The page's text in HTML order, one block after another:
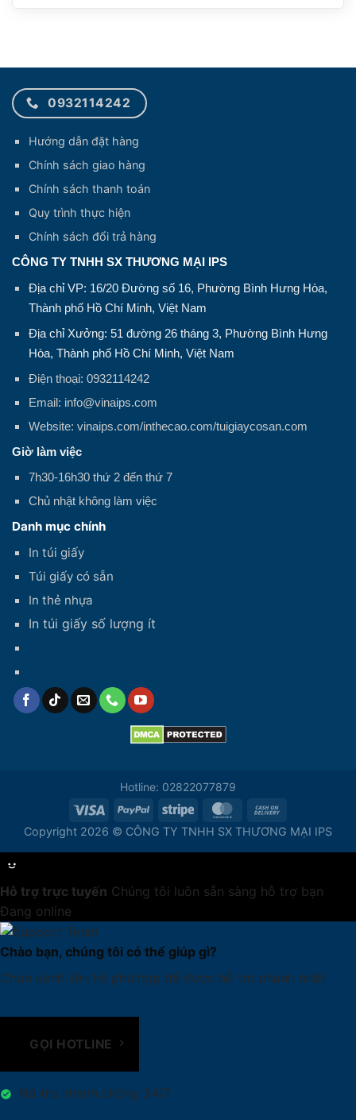
0932114242
Hướng dẫn đặt hàng
Chính sách giao hàng
Chính sách thanh toán
Quy trình thực hiện
Chính sách đổi trả hàng
CÔNG TY TNHH SX THƯƠNG MẠI IPS
Địa chỉ VP: 16/20 Đường số 16, Phường Bình Hưng Hòa,
Thành phố Hồ Chí Minh, Việt Nam
Địa chỉ Xưởng: 51 đường 26 tháng 3, Phường Bình Hưng
Hòa, Thành phố Hồ Chí Minh, Việt Nam
Điện thoại: 0932114242
Email: info@vinaips.com
Website: vinaips.com/inthecao.com/tuigiaycosan.com
Giờ làm việc
7h30-16h30 thứ 2 đến thứ 7
Chủ nhật không làm việc
Danh mục chính
In túi giấy
Túi giấy có sẵn
In thẻ nhựa
In túi giấy số lượng ít
Hotline: 02822077879
Copyright 2026 © CÔNG TY TNHH SX THƯƠNG MẠI IPS
Hỗ trợ trực tuyến Chúng tôi luôn sẵn sàng hỗ trợ bạn
Đang online
Chào bạn, chúng tôi có thể giúp gì?
Chọn kênh liên hệ phù hợp để được hỗ trợ nhanh nhất
GỌI HOTLINE
Hỗ trợ nhanh chóng 24/7